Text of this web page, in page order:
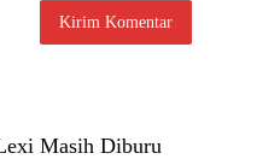
Masih Diburu